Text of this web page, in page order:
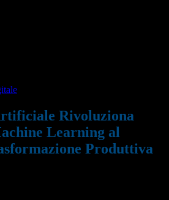
Rivoluziona
Learning al
Produttiva